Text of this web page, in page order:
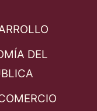
DEL